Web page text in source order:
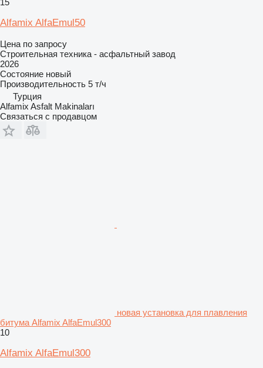
Alfamix AlfaEmul50
Цена по запросу
Строительная техника - асфальтный завод
2026
Состояние новый
Производительность 5 т/ч
Турция
Alfamix Asfalt Makinaları
Связаться с продавцом
новая установка для плавления
битума Alfamix AlfaEmul300
10
Alfamix AlfaEmul300